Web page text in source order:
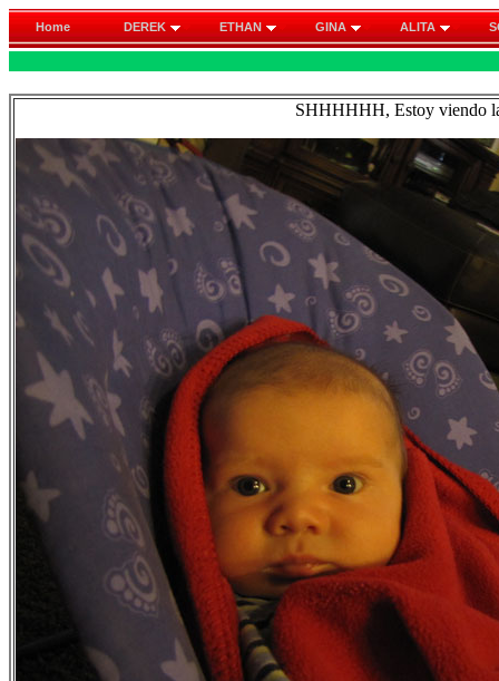
Home DEREK ETHAN GINA ALITA
SHHHHHH, Estoy viendo